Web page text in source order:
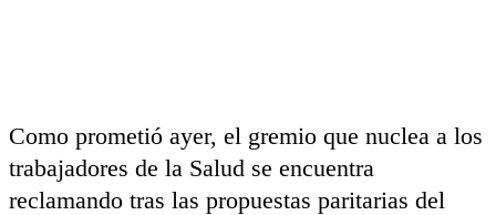
Como prometió ayer, el gremio que nuclea a los
trabajadores de la Salud se encuentra
reclamando tras las propuestas paritarias del